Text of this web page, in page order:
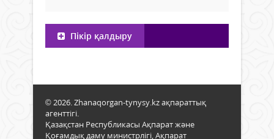
Пікір қалдыру
© 2026. Zhanaqorgan-tynysy.kz ақпараттық
агенттігі.
Қазақстан Республикасы Ақпарат және
Қоғамдық даму министрлігі, Ақпарат